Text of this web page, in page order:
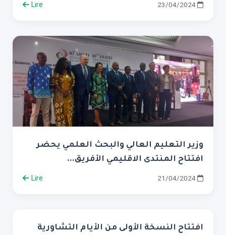
23/04/2024
Lire
وزير التعليم العالي والبحث العلمي يحضر
افتتاح المنتدى الاقليمي الأفريق...
21/04/2024
Lire
افتتاح النسخة الأولى من الأيام التشاورية